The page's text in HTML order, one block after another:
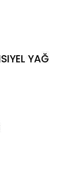
YAĞ